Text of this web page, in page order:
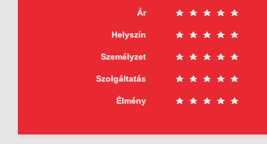
Ár
Helyszín
Személyzet
Szolgáltatás
Élmény